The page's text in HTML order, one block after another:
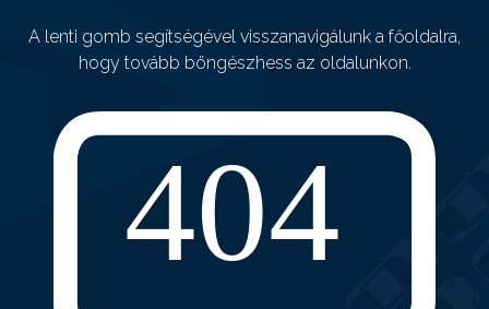
A lenti gomb segítségével visszanavigálunk a főoldalra,
hogy tovább böngészhess az oldalunkon.